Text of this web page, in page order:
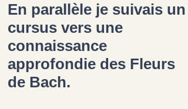
En parallèle je suivais un
cursus vers une
connaissance
approfondie des Fleurs
de Bach.